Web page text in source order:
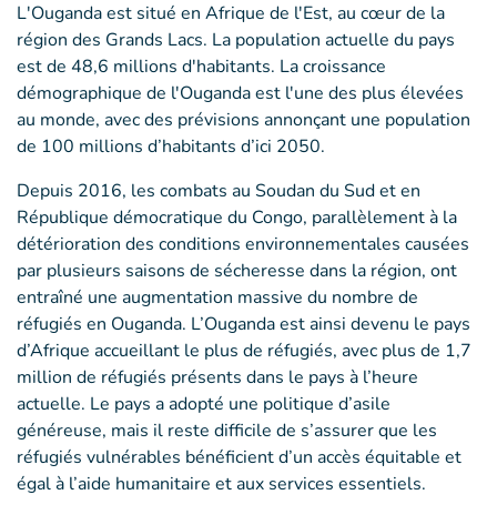
L'Ouganda est situé en Afrique de l'Est, au cœur de la
région des Grands Lacs. La population actuelle du pays
est de 48,6 millions d'habitants. La croissance
démographique de l'Ouganda est l'une des plus élevées
au monde, avec des prévisions annonçant une population
de 100 millions d’habitants d’ici 2050.
Depuis 2016, les combats au Soudan du Sud et en
République démocratique du Congo, parallèlement à la
détérioration des conditions environnementales causées
par plusieurs saisons de sécheresse dans la région, ont
entraîné une augmentation massive du nombre de
réfugiés en Ouganda. L’Ouganda est ainsi devenu le pays
d’Afrique accueillant le plus de réfugiés, avec plus de 1,7
million de réfugiés présents dans le pays à l’heure
actuelle. Le pays a adopté une politique d’asile
généreuse, mais il reste difficile de s’assurer que les
réfugiés vulnérables bénéficient d’un accès équitable et
égal à l’aide humanitaire et aux services essentiels.